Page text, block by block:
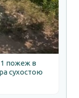
пожеж в
сухостою